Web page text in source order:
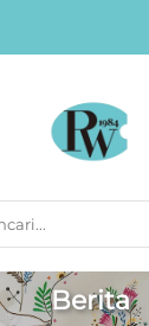
Berita